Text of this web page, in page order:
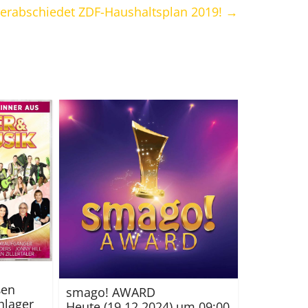
ZDF-Haushaltsplan 2019! →
smago! AWARD